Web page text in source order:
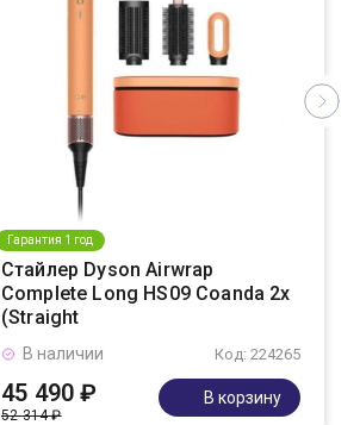
Гарантия 1 год
Стайлер Dyson Airwrap
Complete Long HS09 Coanda 2x
(Straight
Код: 224265
В наличии
45 490 ₽
52 314 ₽
В корзину